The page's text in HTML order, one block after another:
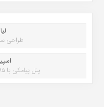
طراحی
پنل پیامکی با ۹۵٪ تخفیف خرید پنل